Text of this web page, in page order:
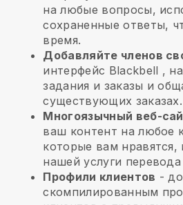
на любые вопросы,
сохраненные ответы,
время.
Добавляйте членов
интерфейс Blackbell ,
задания и заказы и
существующих заказах.
Многоязычный веб-
ваш контент на любое
которые вам
нашей услуги
Профили клиентов -
скомпилированным